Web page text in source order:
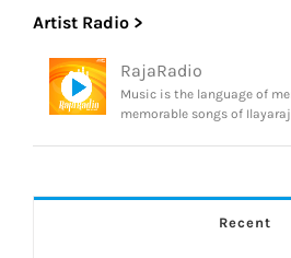
Artist Radio >
RajaRadio
Music is the language of
memorable songs of
Recent